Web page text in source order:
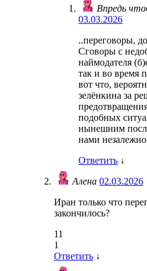
Впредь
03.03.2026
..переговоры,
Сговоры с
наймодателя
так и во время
вот что,
зелёнкина за
подобных
нынешним
нами
Ответить ↓
Алена 02.03.2026
Иран только что
закончилось?
11
1
Ответить ↓